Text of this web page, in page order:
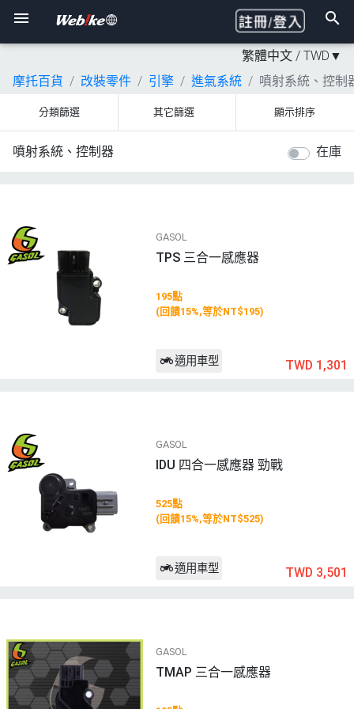
繁體中文 / TWD ▼
摩托百貨
改裝零件 引擎 進氣系統 噴射系統、控制
分類篩選 其它篩選 顯示排序
噴射系統、控制器 在庫
GASOL
TPS 三合一感應器
195點
(回饋15%,等於NT$195)
適用車型 TWD 1,301
GASOL
IDU 四合一感應器 勁戰
525點
(回饋15%,等於NT$525)
適用車型 TWD 3,501
GASOL
TMAP 三合一感應器